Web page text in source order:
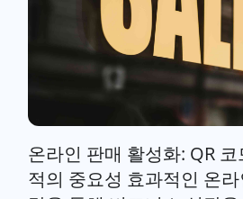
온라인 판매 활성화: QR
적의 중요성 효과적인 온